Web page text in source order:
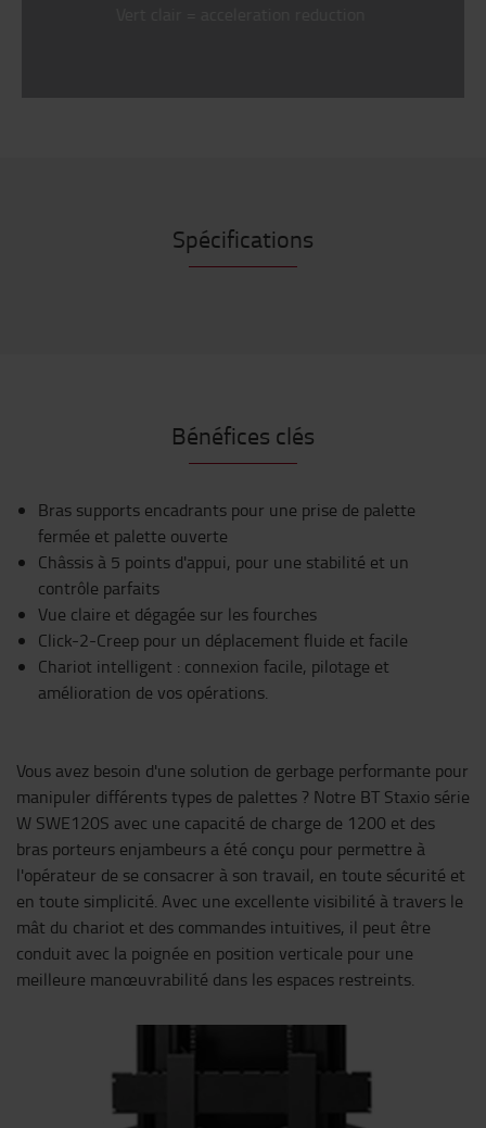
Spécifications
Bénéfices clés
Bras supports encadrants pour une prise de palette
fermée et palette ouverte
Châssis à 5 points d'appui, pour une stabilité et un
contrôle parfaits
Vue claire et dégagée sur les fourches
Click-2-Creep pour un déplacement fluide et facile
Chariot intelligent : connexion facile, pilotage et
amélioration de vos opérations.
Vous avez besoin d'une solution de gerbage performante pour
manipuler différents types de palettes ? Notre BT Staxio série
W SWE120S avec une capacité de charge de 1200 et des
bras porteurs enjambeurs a été conçu pour permettre à
l'opérateur de se consacrer à son travail, en toute sécurité et
en toute simplicité. Avec une excellente visibilité à travers le
mât du chariot et des commandes intuitives, il peut être
conduit avec la poignée en position verticale pour une
meilleure manœuvrabilité dans les espaces restreints.